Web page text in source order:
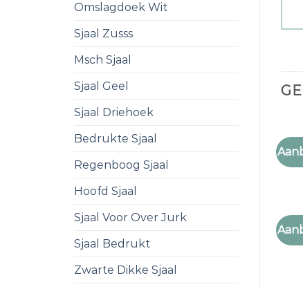
Omslagdoek Wit
Sjaal Zusss
Msch Sjaal
Sjaal Geel
Sjaal Driehoek
Bedrukte Sjaal
Regenboog Sjaal
Hoofd Sjaal
Sjaal Voor Over Jurk
Sjaal Bedrukt
Zwarte Dikke Sjaal